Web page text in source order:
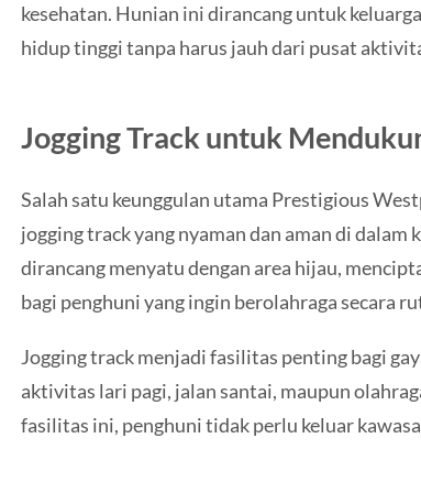
kesehatan. Hunian ini dirancang untuk
hidup tinggi tanpa harus jauh dari pusat
Jogging Track untuk
Salah satu keunggulan utama Prestigious
jogging track yang nyaman dan aman di dalam
dirancang menyatu dengan area hijau,
bagi penghuni yang ingin berolahraga secara
Jogging track menjadi fasilitas penting bagi
aktivitas lari pagi, jalan santai, maupun
fasilitas ini, penghuni tidak perlu keluar